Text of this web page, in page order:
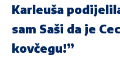
Karleuša
sam Saši da je
kovčegu!”